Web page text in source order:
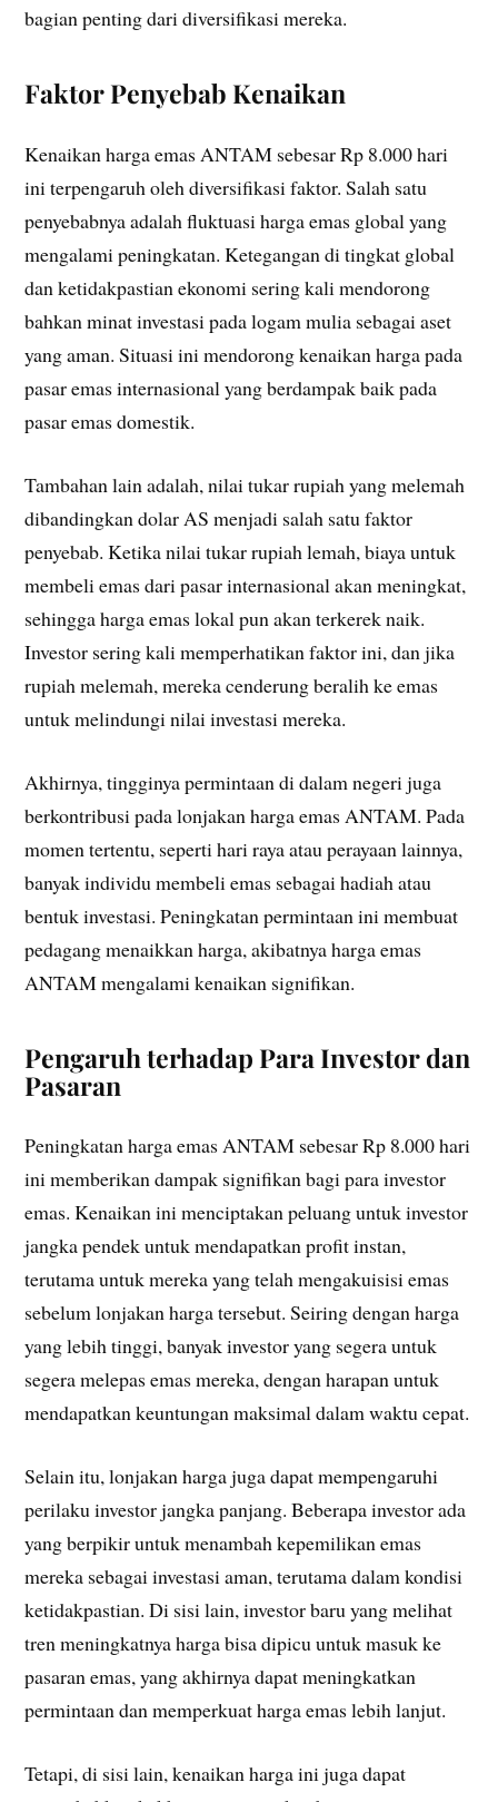
bagian penting dari diversifikasi mereka.
Faktor Penyebab Kenaikan
Kenaikan harga emas ANTAM sebesar Rp 8.000 hari
ini terpengaruh oleh diversifikasi faktor. Salah satu
penyebabnya adalah fluktuasi harga emas global yang
mengalami peningkatan. Ketegangan di tingkat global
dan ketidakpastian ekonomi sering kali mendorong
bahkan minat investasi pada logam mulia sebagai aset
yang aman. Situasi ini mendorong kenaikan harga pada
pasar emas internasional yang berdampak baik pada
pasar emas domestik.
Tambahan lain adalah, nilai tukar rupiah yang melemah
dibandingkan dolar AS menjadi salah satu faktor
penyebab. Ketika nilai tukar rupiah lemah, biaya untuk
membeli emas dari pasar internasional akan meningkat,
sehingga harga emas lokal pun akan terkerek naik.
Investor sering kali memperhatikan faktor ini, dan jika
rupiah melemah, mereka cenderung beralih ke emas
untuk melindungi nilai investasi mereka.
Akhirnya, tingginya permintaan di dalam negeri juga
berkontribusi pada lonjakan harga emas ANTAM. Pada
momen tertentu, seperti hari raya atau perayaan lainnya,
banyak individu membeli emas sebagai hadiah atau
bentuk investasi. Peningkatan permintaan ini membuat
pedagang menaikkan harga, akibatnya harga emas
ANTAM mengalami kenaikan signifikan.
Pengaruh terhadap Para Investor dan
Pasaran
Peningkatan harga emas ANTAM sebesar Rp 8.000 hari
ini memberikan dampak signifikan bagi para investor
emas. Kenaikan ini menciptakan peluang untuk investor
jangka pendek untuk mendapatkan profit instan,
terutama untuk mereka yang telah mengakuisisi emas
sebelum lonjakan harga tersebut. Seiring dengan harga
yang lebih tinggi, banyak investor yang segera untuk
segera melepas emas mereka, dengan harapan untuk
mendapatkan keuntungan maksimal dalam waktu cepat.
Selain itu, lonjakan harga juga dapat mempengaruhi
perilaku investor jangka panjang. Beberapa investor ada
yang berpikir untuk menambah kepemilikan emas
mereka sebagai investasi aman, terutama dalam kondisi
ketidakpastian. Di sisi lain, investor baru yang melihat
tren meningkatnya harga bisa dipicu untuk masuk ke
pasaran emas, yang akhirnya dapat meningkatkan
permintaan dan memperkuat harga emas lebih lanjut.
Tetapi, di sisi lain, kenaikan harga ini juga dapat